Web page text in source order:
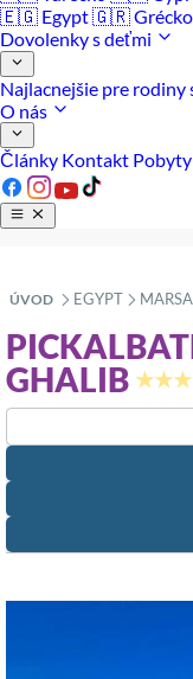
🇪🇬 Egypt🇬🇷 Grécko
Dovolenky s deťmi
Najlacnejšie pre rodiny
O nás
Články Kontakt
ÚVOD »
EGYPT »
GHALIB